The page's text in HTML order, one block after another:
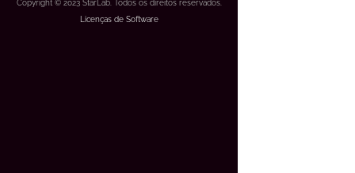
Copyright © 2023 StarLab. Todos os direitos reservados.
Licenças de Software